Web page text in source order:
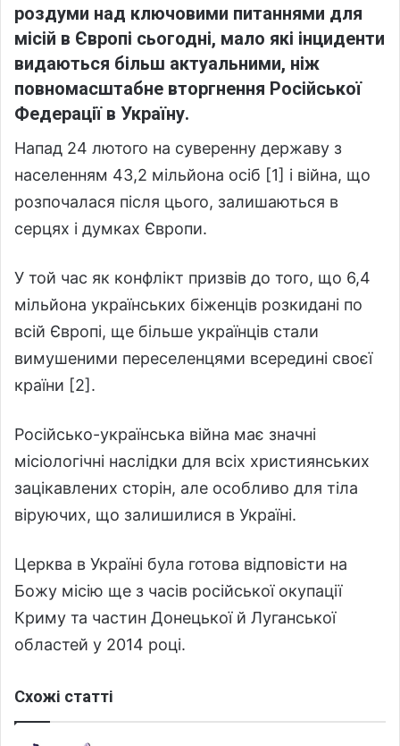
роздуми над ключовими питаннями для
місій в Європі сьогодні, мало які інциденти
видаються більш актуальними, ніж
повномасштабне вторгнення Російської
Федерації в Україну.
Напад 24 лютого на суверенну державу з
населенням 43,2 мільйона осіб [1] і війна, що
розпочалася після цього, залишаються в
серцях і думках Європи.
У той час як конфлікт призвів до того, що 6,4
мільйона українських біженців розкидані по
всій Європі, ще більше українців стали
вимушеними переселенцями всередині своєї
країни [2].
Російсько-українська війна має значні
місіологічні наслідки для всіх християнських
зацікавлених сторін, але особливо для тіла
віруючих, що залишилися в Україні.
Церква в Україні була готова відповісти на
Божу місію ще з часів російської окупації
Криму та частин Донецької й Луганської
областей у 2014 році.
Схожі статті